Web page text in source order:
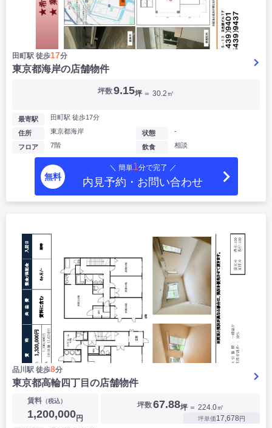
田町駅 徒歩17分
東京都海岸の店舗物件
坪数9.15坪 ＝ 30.2㎡
最寄駅 田町駅 徒歩17分
住所 東京都海岸
フロア 7階
状態 -
飲食 相談
無料
＼ 簡単1分で完了 ／
内見予約・お問い合わせ
品川駅 徒歩8分
東京都高輪四丁目の店舗物件
賃料 （税込）
1,200,000円
坪数67.88坪 ＝ 224.0㎡
坪単価17,678円